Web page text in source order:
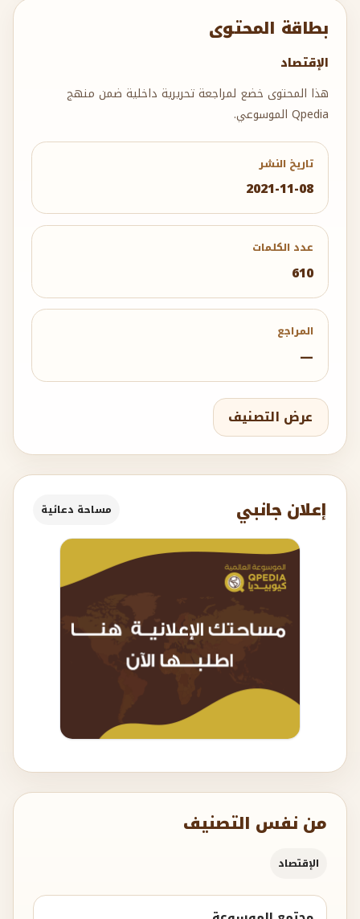
بطاقة المحتوى
الإقتصاد
هذا المحتوى خضع لمراجعة تحريرية داخلية ضمن منهج
Qpedia الموسوعي.
تاريخ النشر
2021-11-08
عدد الكلمات
610
المراجع
—
عرض التصنيف
إعلان جانبي مساحة دعائية
من نفس التصنيف
الإقتصاد